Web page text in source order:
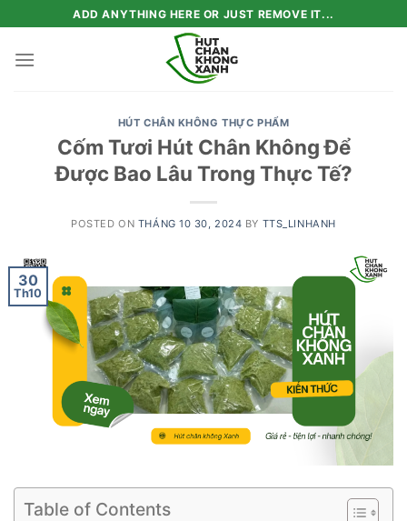
to
content
ADD ANYTHING HERE OR JUST REMOVE IT...
HÚT CHÂN KHÔNG THỰC PHẨM
Cốm Tươi Hút Chân Không Để
Được Bao Lâu Trong Thực Tế?
POSTED ON THÁNG 10 30, 2024 BY TTS_LINHANH
30
Th10
Table of Contents